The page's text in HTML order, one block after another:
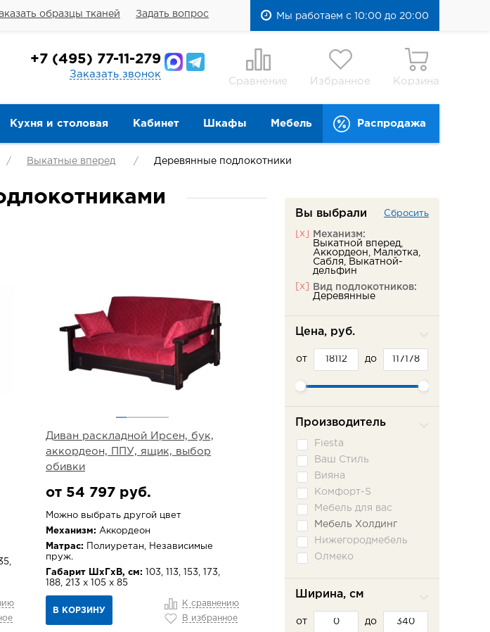
образцы тканей Задать вопрос Мы работаем с 10:00 до 20:00
+7 (495) 77-11-279
Заказать звонок
Сравнение Избранное Корзина
Кухня и столовая Кабинет Шкафы Мебель Распродажа
Выкатные вперед Деревянные подлокотники
Диван раскладной Ирсен, бук,
аккордеон, ППУ, ящик, выбор
обивки
от 54 797 руб.
Можно выбрать другой цвет
Механизм: Аккордеон
Матрас: Полиуретан, Независимые
пруж.
Габарит ШхГхВ, см: 103, 113, 153, 173,
188, 213 х 105 х 85
В КОРЗИНУ
К сравнению
В избранное
Вы выбрали Сбросить
[x]
Механизм:
Выкатной вперед,
Аккордеон, Малютка,
Сабля, Выкатной-
дельфин
[x]
Вид подлокотников:
Деревянные
Цена, руб.
от до
Производитель
Fiesta
Ваш Стиль
Вияна
Комфорт-S
Мебель для вас
Мебель Холдинг
Нижегородмебель
Олмеко
Фламинго
Ширина, см
от до